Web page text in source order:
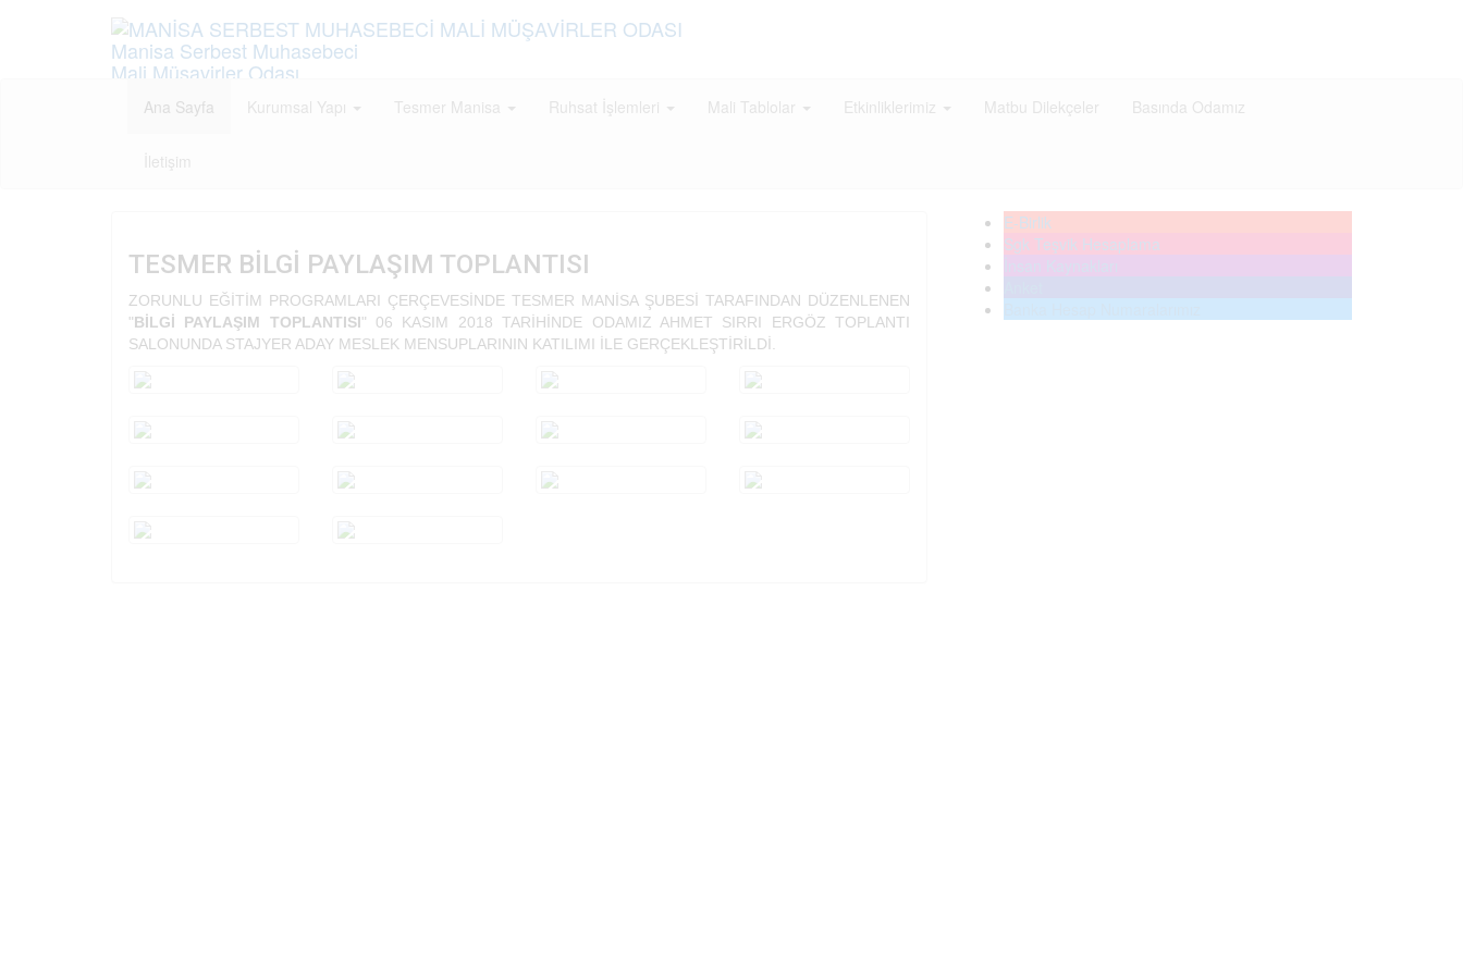
Manisa Serbest Muhasebeci
Mali Müşavirler Odası
Ana Sayfa Kurumsal Yapı Tesmer Manisa Ruhsat İşlemleri Mali Tablolar Etkinliklerimiz Matbu Dilekçeler Basında Odamız
İletişim
TESMER BİLGİ PAYLAŞIM TOPLANTISI
ZORUNLU EĞİTİM PROGRAMLARI ÇERÇEVESİNDE TESMER MANİSA ŞUBESİ TARAFINDAN DÜZENLENEN
"BİLGİ PAYLAŞIM TOPLANTISI" 06 KASIM 2018 TARİHİNDE ODAMIZ AHMET SIRRI ERGÖZ TOPLANTI
SALONUNDA STAJYER ADAY MESLEK MENSUPLARININ KATILIMI İLE GERÇEKLEŞTİRİLDİ.
E-Birlik
Sgk Teşvik Hesaplama